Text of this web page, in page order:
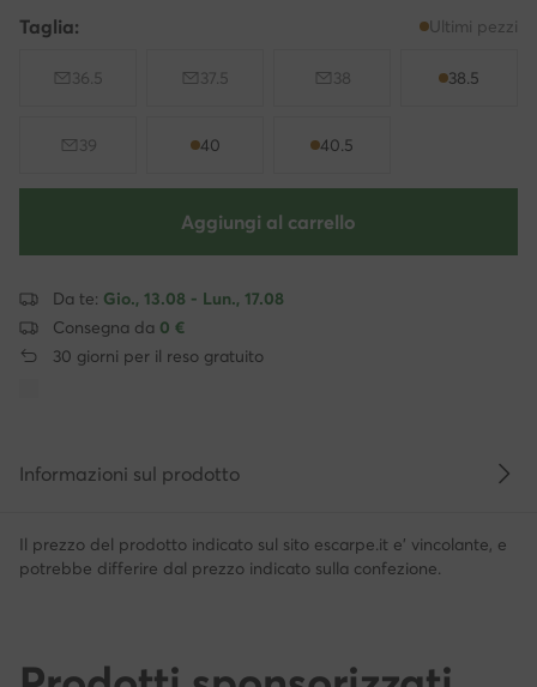
Taglia: Ultimi pezzi
36.5 37.5 38 38.5
39 40 40.5
Aggiungi al carrello
Da te: Gio., 13.08 - Lun., 17.08
Consegna da 0 €
30 giorni per il reso gratuito
Informazioni sul prodotto
Il prezzo del prodotto indicato sul sito escarpe.it e' vincolante, e
potrebbe differire dal prezzo indicato sulla confezione.